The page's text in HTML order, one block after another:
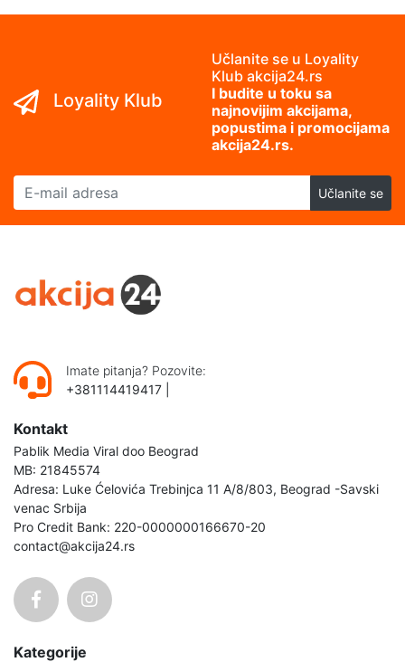
Loyality Klub
Učlanite se u Loyality
Klub akcija24.rs
I budite u toku sa
najnovijim akcijama,
popustima i promocijama
akcija24.rs.
E-mail adresa
Učlanite se
Imate pitanja? Pozovite:
+381114419417
Kontakt
Pablik Media Viral doo Beograd
MB: 21845574
Adresa: Luke Ćelovića Trebinjca 11 A/8/803, Beograd -Savski
venac Srbija
Pro Credit Bank: 220-0000000166670-20
contact@akcija24.rs
Kategorije